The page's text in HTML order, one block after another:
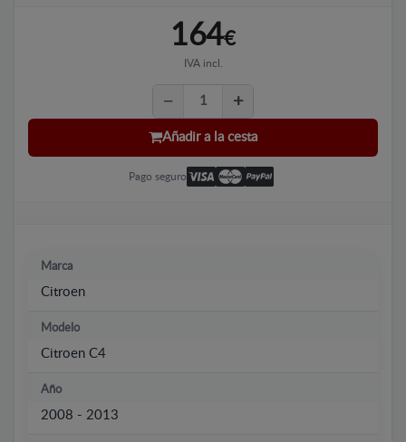
164€
IVA incl.
Añadir a la cesta
Pago seguro
Marca
Citroen
Modelo
Citroen C4
Año
2008 - 2013